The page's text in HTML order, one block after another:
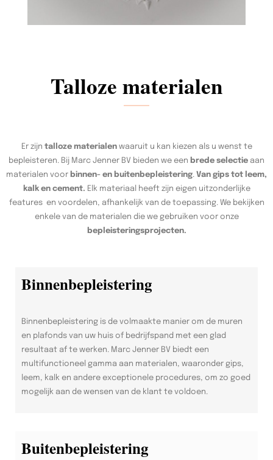
Talloze materialen
Er zijn talloze materialenwaaruit u kan kiezen als u wenst te
bepleisteren. Bij Marc Jenner BV bieden we een brede selectie aan
materialen voor binnen- en buitenbepleistering. Van gips tot leem,
kalk en cement. Elk materiaal heeft zijn eigen uitzonderlijke
features en voordelen, afhankelijk van de toepassing. We bekijken
enkele van de materialen die we gebruiken voor onze
bepleisteringsprojecten.
Binnenbepleistering
Binnenbepleistering is de volmaakte manier om de muren
en plafonds van uw huis of bedrijfspand met een glad
resultaat af te werken. Marc Jenner BV biedt een
multifunctioneel gamma aan materialen, waaronder gips,
leem, kalk en andere exceptionele procedures, om zo goed
mogelijk aan de wensen van de klant te voldoen.
Buitenbepleistering